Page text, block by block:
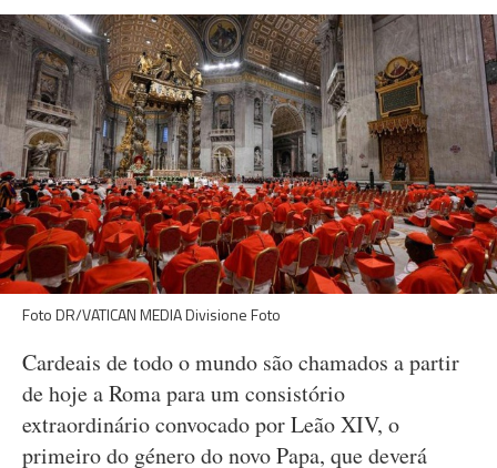
Foto DR/VATICAN MEDIA Divisione Foto
Cardeais de todo o mundo são chamados a partir
de hoje a Roma para um consistório
extraordinário convocado por Leão XIV, o
primeiro do género do novo Papa, que deverá